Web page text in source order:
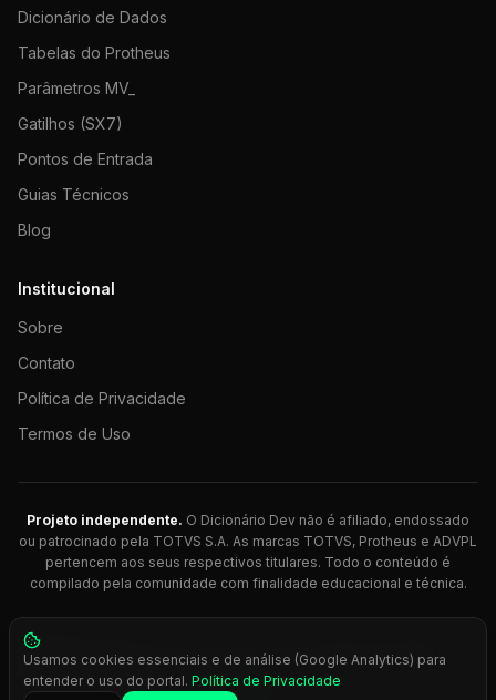
Dicionário de Dados
Tabelas do Protheus
Parâmetros MV_
Gatilhos (SX7)
Pontos de Entrada
Guias Técnicos
Blog
Institucional
Sobre
Contato
Política de Privacidade
Termos de Uso
Projeto independente. O Dicionário Dev não é afiliado, endossado
ou patrocinado pela TOTVS S.A. As marcas TOTVS, Protheus e ADVPL
pertencem aos seus respectivos titulares. Todo o conteúdo é
compilado pela comunidade com finalidade educacional e técnica.
© 2026 Dicionário Dev. Feito com 💚 para desenvolvedores
Protheus.
Press Ctrl+K
Usamos cookies essenciais e de análise (Google Analytics) para
entender o uso do portal. Política de Privacidade